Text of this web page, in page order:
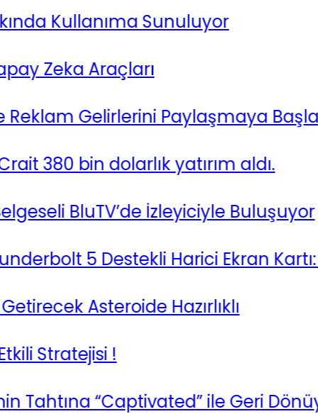
Kullanıma Sunuluyor
Zeka Araçları
Gelirlerini Paylaşmaya Başladı
bin dolarlık yatırım aldı.
BluTV’de İzleyiciyle Buluşuyor
5 Destekli Harici Ekran Kartı:
Asteroide Hazırlıklı
!
“Captivated” ile Geri Dönüyor